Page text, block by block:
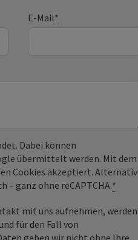
E-Mail*
Dabei können
übermittelt werden. Mit dem
Cookies akzeptiert. Alternativ
ganz ohne reCAPTCHA.*
mit uns aufnehmen, werden
für den Fall von